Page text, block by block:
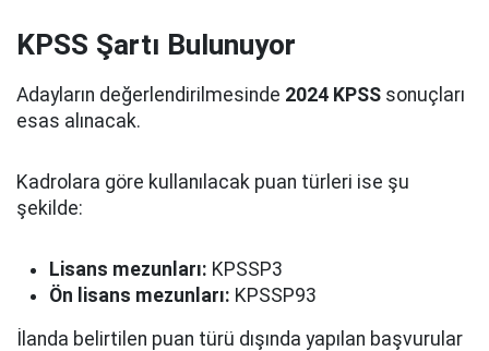
KPSS Şartı Bulunuyor
Adayların değerlendirilmesinde 2024 KPSS sonuçları
esas alınacak.
Kadrolara göre kullanılacak puan türleri ise şu
şekilde:
Lisans mezunları: KPSSP3
Ön lisans mezunları: KPSSP93
İlanda belirtilen puan türü dışında yapılan başvurular